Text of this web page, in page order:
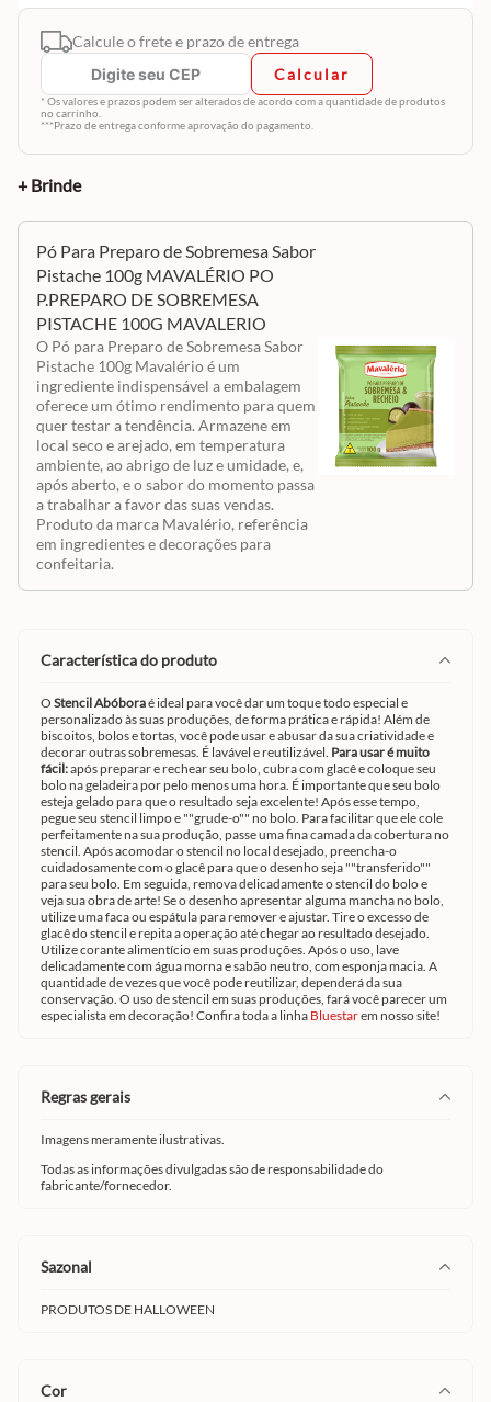
Calcule o frete e prazo de entrega
Calcular
* Os valores e prazos podem ser alterados de acordo com a quantidade de produtos
no carrinho.
***Prazo de entrega conforme aprovação do pagamento.
+ Brinde
Pó Para Preparo de Sobremesa Sabor
Pistache 100g MAVALÉRIO PO
P.PREPARO DE SOBREMESA
PISTACHE 100G MAVALERIO
O Pó para Preparo de Sobremesa Sabor
Pistache 100g Mavalério é um
ingrediente indispensável a embalagem
oferece um ótimo rendimento para quem
quer testar a tendência. Armazene em
local seco e arejado, em temperatura
ambiente, ao abrigo de luz e umidade, e,
após aberto, e o sabor do momento passa
a trabalhar a favor das suas vendas.
Produto da marca Mavalério, referência
em ingredientes e decorações para
confeitaria.
característica do produto
O Stencil Abóboraé ideal para você dar um toque todo especial e
personalizado às suas produções, de forma prática e rápida! Além de
biscoitos, bolos e tortas, você pode usar e abusar da sua criatividade e
decorar outras sobremesas. É lavável e reutilizável. Para usar é muito
fácil:após preparar e rechear seu bolo, cubra com glacê e coloque seu
bolo na geladeira por pelo menos uma hora. É importante que seu bolo
esteja gelado para que o resultado seja excelente! Após esse tempo,
pegue seu stencil limpo e ""grude-o"" no bolo. Para facilitar que ele cole
perfeitamente na sua produção, passe uma fina camada da cobertura no
stencil. Após acomodar o stencil no local desejado, preencha-o
cuidadosamente com o glacê para que o desenho seja ""transferido""
para seu bolo. Em seguida, remova delicadamente o stencil do bolo e
veja sua obra de arte! Se o desenho apresentar alguma mancha no bolo,
utilize uma faca ou espátula para remover e ajustar. Tire o excesso de
glacê do stencil e repita a operação até chegar ao resultado desejado.
Utilize corante alimentício em suas produções. Após o uso, lave
delicadamente com água morna e sabão neutro, com esponja macia. A
quantidade de vezes que você pode reutilizar, dependerá da sua
conservação. O uso de stencil em suas produções, fará você parecer um
especialista em decoração! Confira toda a linha Bluestarem nosso site!
regras gerais
Imagens meramente ilustrativas.
Todas as informações divulgadas são de responsabilidade do
fabricante/fornecedor.
sazonal
PRODUTOS DE HALLOWEEN
cor